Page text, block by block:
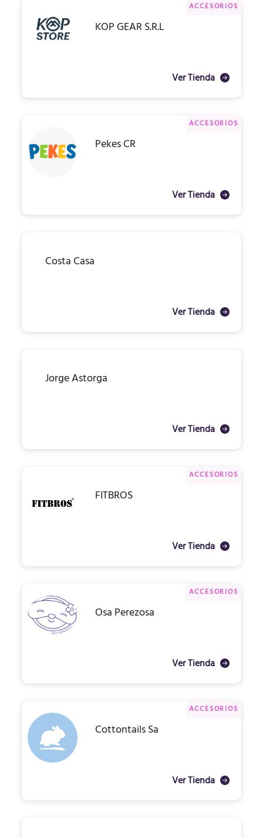
ACCESORIOS
KOP GEAR S.R.L
Ver Tienda
ACCESORIOS
Pekes CR
Ver Tienda
Costa Casa
Ver Tienda
Jorge Astorga
Ver Tienda
ACCESORIOS
FITBROS
Ver Tienda
ACCESORIOS
Osa Perezosa
Ver Tienda
ACCESORIOS
Cottontails Sa
Ver Tienda